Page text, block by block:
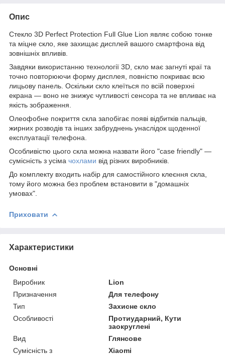
Опис
Стекло 3D Perfect Protection Full Glue Lion являє собою тонке
та міцне скло, яке захищає дисплей вашого смартфона від
зовнішніх впливів.
Завдяки використанню технології 3D, скло має загнуті краї та
точно повторюючи форму дисплея, повністю покриває всю
лицьову панель. Оскільки скло клеїться по всій поверхні
екрана — воно не знижує чутливості сенсора та не впливає на
якість зображення.
Олеофобне покриття скла запобігає появі відбитків пальців,
жирних розводів та інших забруднень унаслідок щоденної
експлуатації телефона.
Особливістю цього скла можна назвати його "case friendly" —
сумісність з усіма чохлами від різних виробників.
До комплекту входить набір для самостійного клеєння скла,
тому його можна без проблем встановити в "домашніх
умовах".
Приховати
Характеристики
Основні
Виробник
Lion
Призначення
Для телефону
Тип
Захисне скло
Особливості
Протиударний, Кути
заокруглені
Вид
Глянсове
Сумісність з
Xiaomi